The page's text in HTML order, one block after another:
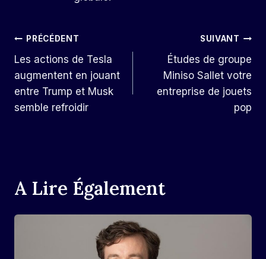
Navigation
De
L’article
PRÉCÉDENT
Les actions de Tesla
augmentent en jouant
entre Trump et Musk
semble refroidir
SUIVANT
Études de groupe
Miniso Sallet votre
entreprise de jouets
pop
A Lire Également